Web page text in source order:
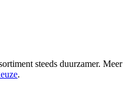
steeds duurzamer. Meer
.